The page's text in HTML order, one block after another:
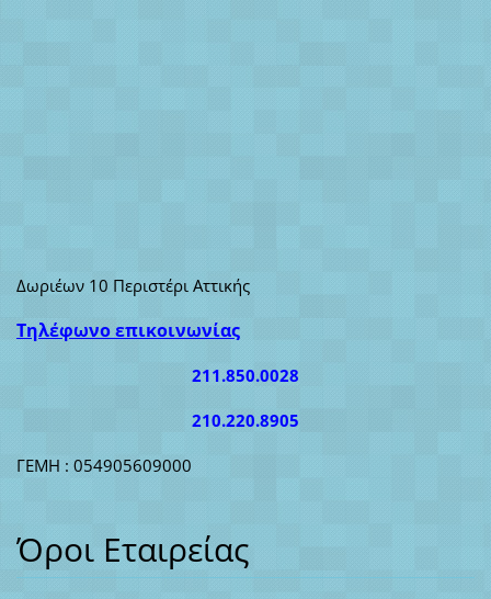
Δωριέων 10 Περιστέρι Αττικής
Τηλέφωνο επικοινωνίας
211.850.0028
210.220.8905
ΓΕΜΗ : 054905609000
Όροι Εταιρείας